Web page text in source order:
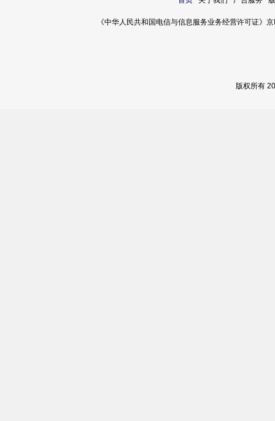
《中华人民共和国电信与信息服务业务经营许可证
版权所有